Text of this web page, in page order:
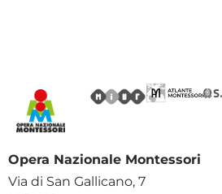
Opera Nazionale Montessori
Via di San Gallicano, 7